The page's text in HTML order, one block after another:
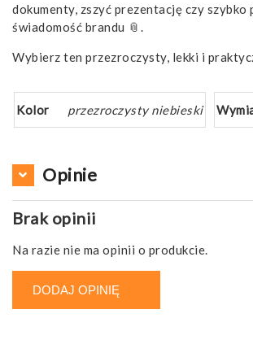
dokumenty, zszyć prezentację czy
świadomość brandu 📎.
Wybierz ten przezroczysty, lekki i
Kolor przezroczysty niebieski
Opinie
Brak opinii
Na razie nie ma opinii o produkcie.
DODAJ OPINIĘ